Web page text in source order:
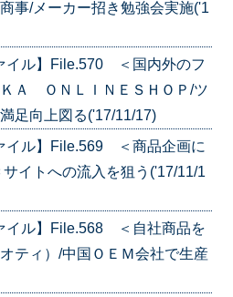
事/メーカー招き勉強会実施('1
イル】File.570 ＜国内外のフ
Ａ ＯＮＬＩＮＥＳＨＯＰ/ツ
足向上図る('17/11/17)
イル】File.569 ＜商品企画に
イトへの流入を狙う('17/11/1
イル】File.568 ＜自社商品を
ティ）/中国ＯＥＭ会社で生産